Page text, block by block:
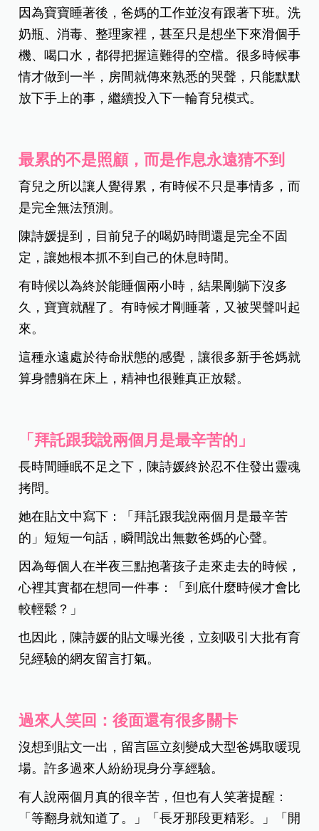
因為寶寶睡著後，爸媽的工作並沒有跟著下班。洗
奶瓶、消毒、整理家裡，甚至只是想坐下來滑個手
機、喝口水，都得把握這難得的空檔。很多時候事
情才做到一半，房間就傳來熟悉的哭聲，只能默默
放下手上的事，繼續投入下一輪育兒模式。
最累的不是照顧，而是作息永遠猜不到
育兒之所以讓人覺得累，有時候不只是事情多，而
是完全無法預測。
陳詩媛提到，目前兒子的喝奶時間還是完全不固
定，讓她根本抓不到自己的休息時間。
有時候以為終於能睡個兩小時，結果剛躺下沒多
久，寶寶就醒了。有時候才剛睡著，又被哭聲叫起
來。
這種永遠處於待命狀態的感覺，讓很多新手爸媽就
算身體躺在床上，精神也很難真正放鬆。
「拜託跟我說兩個月是最辛苦的」
長時間睡眠不足之下，陳詩媛終於忍不住發出靈魂
拷問。
她在貼文中寫下：「拜託跟我說兩個月是最辛苦
的」短短一句話，瞬間說出無數爸媽的心聲。
因為每個人在半夜三點抱著孩子走來走去的時候，
心裡其實都在想同一件事：
「到底什麼時候才會比
較輕鬆？」
也因此，陳詩媛的貼文曝光後，立刻吸引大批有育
兒經驗的網友留言打氣。
過來人笑回：後面還有很多關卡
沒想到貼文一出，留言區立刻變成大型爸媽取暖現
場。許多過來人紛紛現身分享經驗。
有人說兩個月真的很辛苦，但也有人笑著提醒：
「等翻身就知道了。」「長牙那段更精彩。」「開